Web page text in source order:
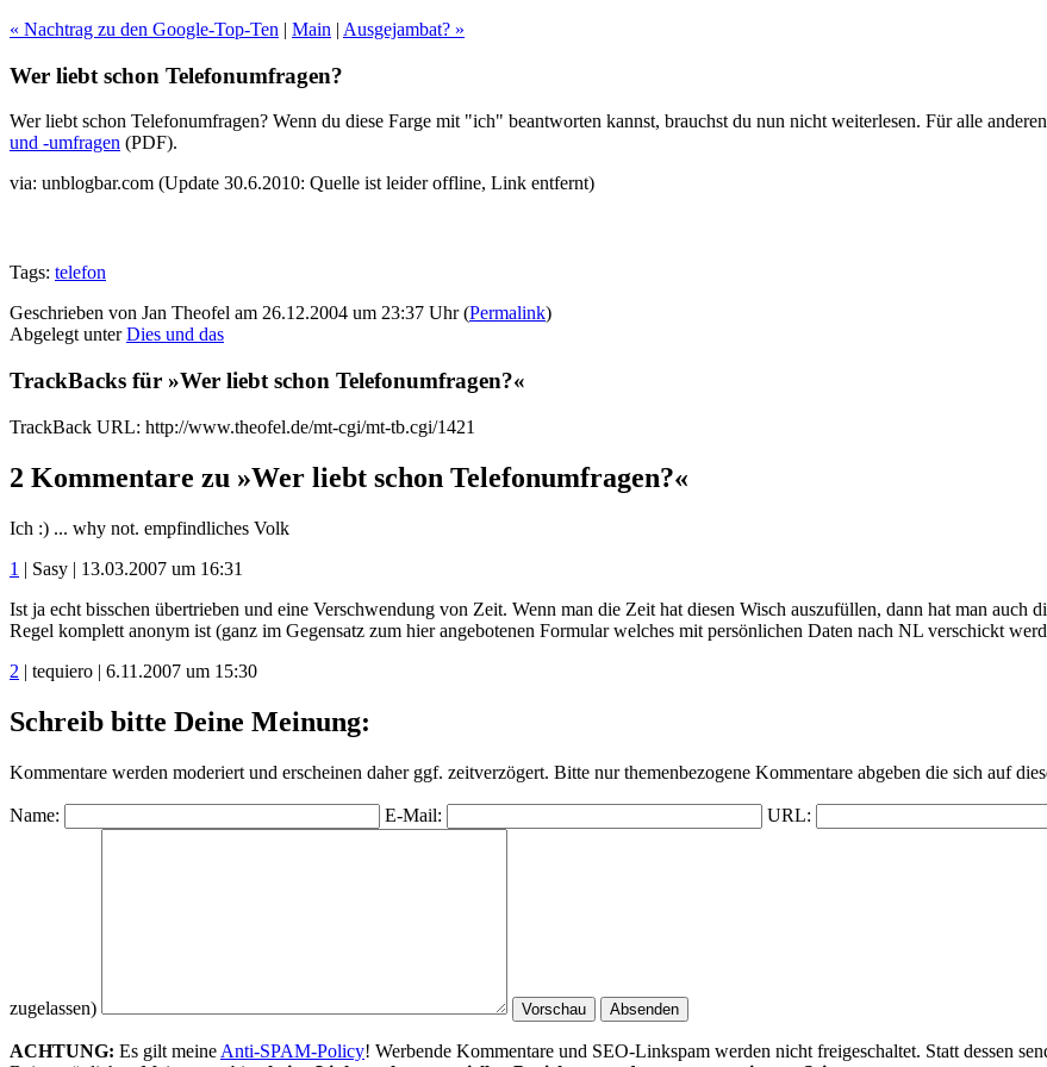
« Nachtrag zu den Google-Top-Ten | Main | Ausgejambat? »
Wer liebt schon Telefonumfragen?
Wer liebt schon Telefonumfragen? Wenn du diese Farge mit "ich" beantworten kannst, brauchst du nun nicht weiterlesen. Für alle
und -umfragen (PDF).
via: unblogbar.com (Update 30.6.2010: Quelle ist leider offline, Link entfernt)
Tags: telefon
Geschrieben von Jan Theofel am 26.12.2004 um 23:37 Uhr (Permalink)
Abgelegt unterDies und das
TrackBacks für »Wer liebt schon Telefonumfragen?«
TrackBack URL: http://www.theofel.de/mt-cgi/mt-tb.cgi/1421
2 Kommentare zu »Wer liebt schon Telefonumfragen?«
Ich :) ... why not. empfindliches Volk
1 | Sasy | 13.03.2007 um 16:31
Ist ja echt bisschen übertrieben und eine Verschwendung von Zeit. Wenn man die Zeit hat diesen Wisch auszufüllen, dann hat man auch
Regel komplett anonym ist (ganz im Gegensatz zum hier angebotenen Formular welches mit persönlichen Daten nach NL verschickt
2 | tequiero | 6.11.2007 um 15:30
Schreib bitte Deine Meinung:
Kommentare werden moderiert und erscheinen daher ggf. zeitverzögert. Bitte nur themenbezogene Kommentare abgeben die sich auf
Name: E-Mail: URL:
zugelassen)
ACHTUNG: Es gilt meine Anti-SPAM-Policy! Werbende Kommentare und SEO-Linkspam werden nicht freigeschaltet. Statt dessen